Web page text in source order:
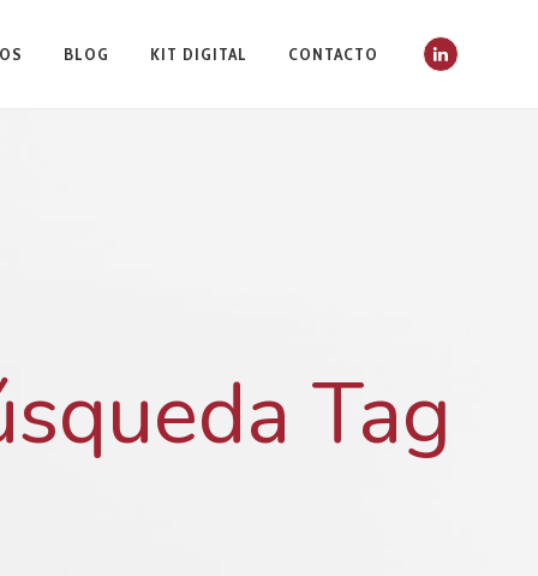
BLOG KIT DIGITAL CONTACTO
Tag